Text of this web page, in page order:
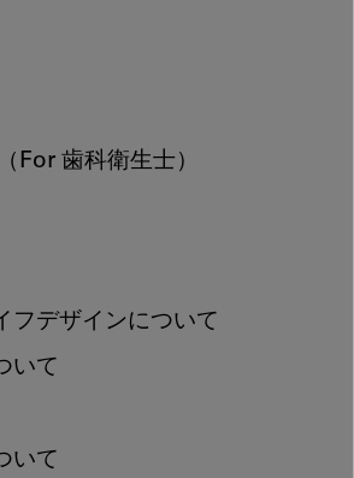
（For 歯科衛生士）
フデザインについて
いて
いて